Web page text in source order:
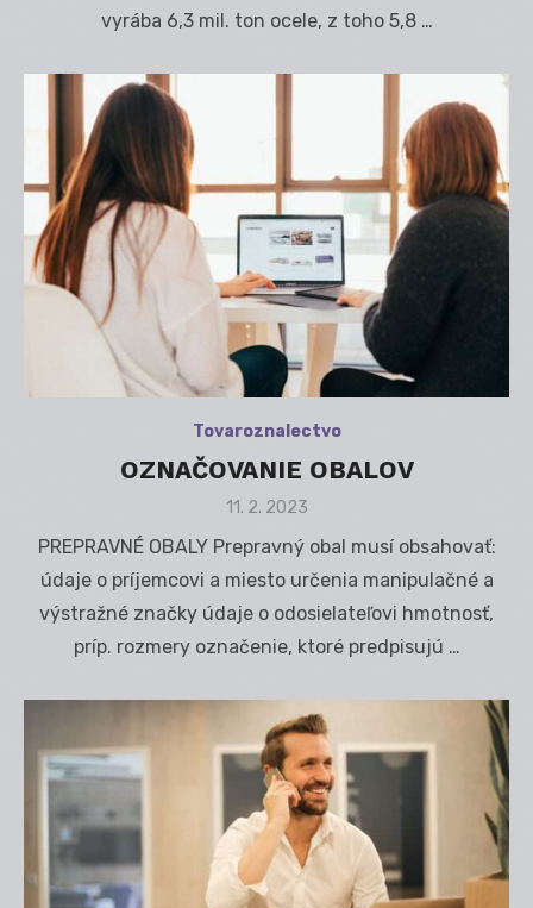
vyrába 6,3 mil. ton ocele, z toho 5,8 …
Tovaroznalectvo
OZNAČOVANIE OBALOV
Posted
11. 2. 2023
PREPRAVNÉ OBALY Prepravný obal musí obsahovať:
údaje o príjemcovi a miesto určenia manipulačné a
výstražné značky údaje o odosielateľovi hmotnosť,
príp. rozmery označenie, ktoré predpisujú …